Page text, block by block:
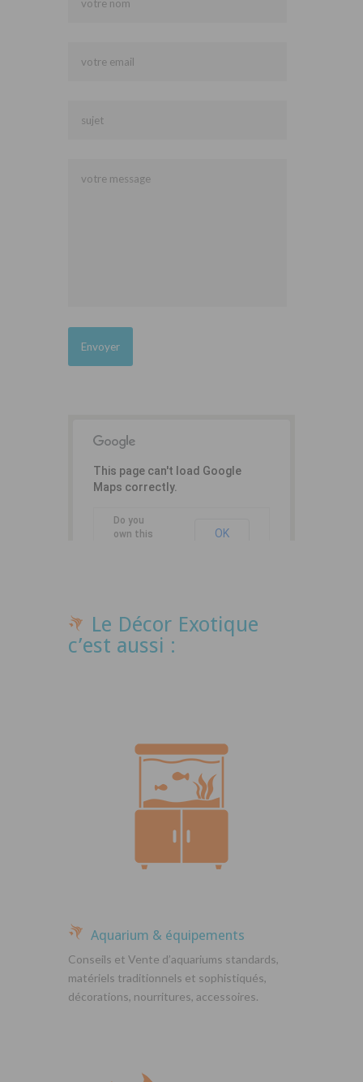
This page can't load Google
Maps correctly.
Do you
own this
OK
Le Décor Exotique
c’est aussi :
Aquarium & équipements
Conseils et Vente d’aquariums standards,
matériels traditionnels et sophistiqués,
décorations, nourritures, accessoires.